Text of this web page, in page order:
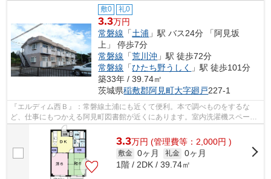
敷0 礼0
3.3万円
常磐線 「土浦 」駅 バス24分 「阿見坂
上」 停歩7分
常磐線 「荒川沖 」駅 徒歩72分
常磐線 「ひたち野うしく
」駅 徒歩101分
築33年 / 39.74㎡
茨城県稲敷郡阿見町大字廻戸227-1
『エルディム西Ｂ』：常磐線土浦にも近くて便利。本で調べものをするな
ど、仕事にもつかえる阿見町図書館が近くにあります。室内洗濯機スペース
も備えられています。料理好きにはうれ...
3.3万円 (管理費等：2,000円 )
敷金 0ヶ月 礼金 0ヶ月
1階 / 2DK / 39.74㎡